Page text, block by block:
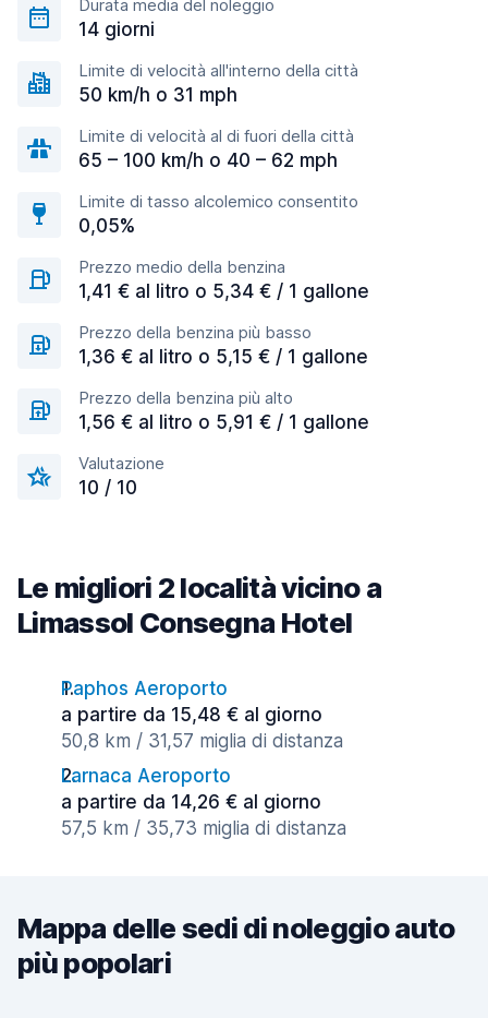
Durata media del noleggio
14 giorni
Limite di velocità all'interno della città
50 km/h o 31 mph
Limite di velocità al di fuori della città
65 – 100 km/h o 40 – 62 mph
Limite di tasso alcolemico consentito
0,05%
Prezzo medio della benzina
1,41 € al litro o 5,34 € / 1 gallone
Prezzo della benzina più basso
1,36 € al litro o 5,15 € / 1 gallone
Prezzo della benzina più alto
1,56 € al litro o 5,91 € / 1 gallone
Valutazione
10 / 10
Le migliori 2 località vicino a
Limassol Consegna Hotel
Paphos Aeroporto
a partire da 15,48 € al giorno
50,8 km / 31,57 miglia di distanza
Larnaca Aeroporto
a partire da 14,26 € al giorno
57,5 km / 35,73 miglia di distanza
Mappa delle sedi di noleggio auto
più popolari